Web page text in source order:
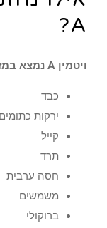
A?
ויטמין A נמצא במזונות רבים, כגון:
כבד
ירקות
קייל
תרד
חסה ערבית
משמשים
ברוקולי